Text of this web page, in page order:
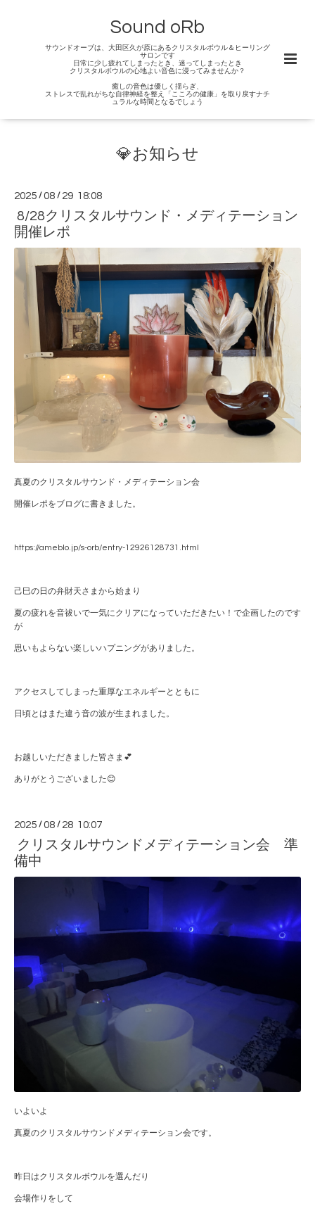
Sound oRb
サウンドオーブは、大田区久が原にあるクリスタルボウル＆ヒーリング
サロンです
日常に少し疲れてしまったとき、迷ってしまったとき
クリスタルボウルの心地よい音色に浸ってみませんか？
癒しの音色は優しく揺らぎ、
ストレスで乱れがちな自律神経を整え「こころの健康」を取り戻すナチ
ュラルな時間となるでしょう
💎お知らせ
2025 /08 / 29 18:08
8/28クリスタルサウンド・メディテーション
開催レポ
真夏のクリスタルサウンド・メディテーション会
開催レポをブログに書きました。
https://ameblo.jp/s-orb/entry-12926128731.html
己巳の日の弁財天さまから始まり
夏の疲れを音祓いで一気にクリアになっていただきたい！で企画したのです
が
思いもよらない楽しいハプニングがありました。
アクセスしてしまった重厚なエネルギーとともに
日頃とはまた違う音の波が生まれました。
お越しいただきました皆さま💕
ありがとうございました😊
2025 /08 / 28 10:07
クリスタルサウンドメディテーション会 準
備中
いよいよ
真夏のクリスタルサウンドメディテーション会です。
昨日はクリスタルボウルを選んだり
会場作りをして